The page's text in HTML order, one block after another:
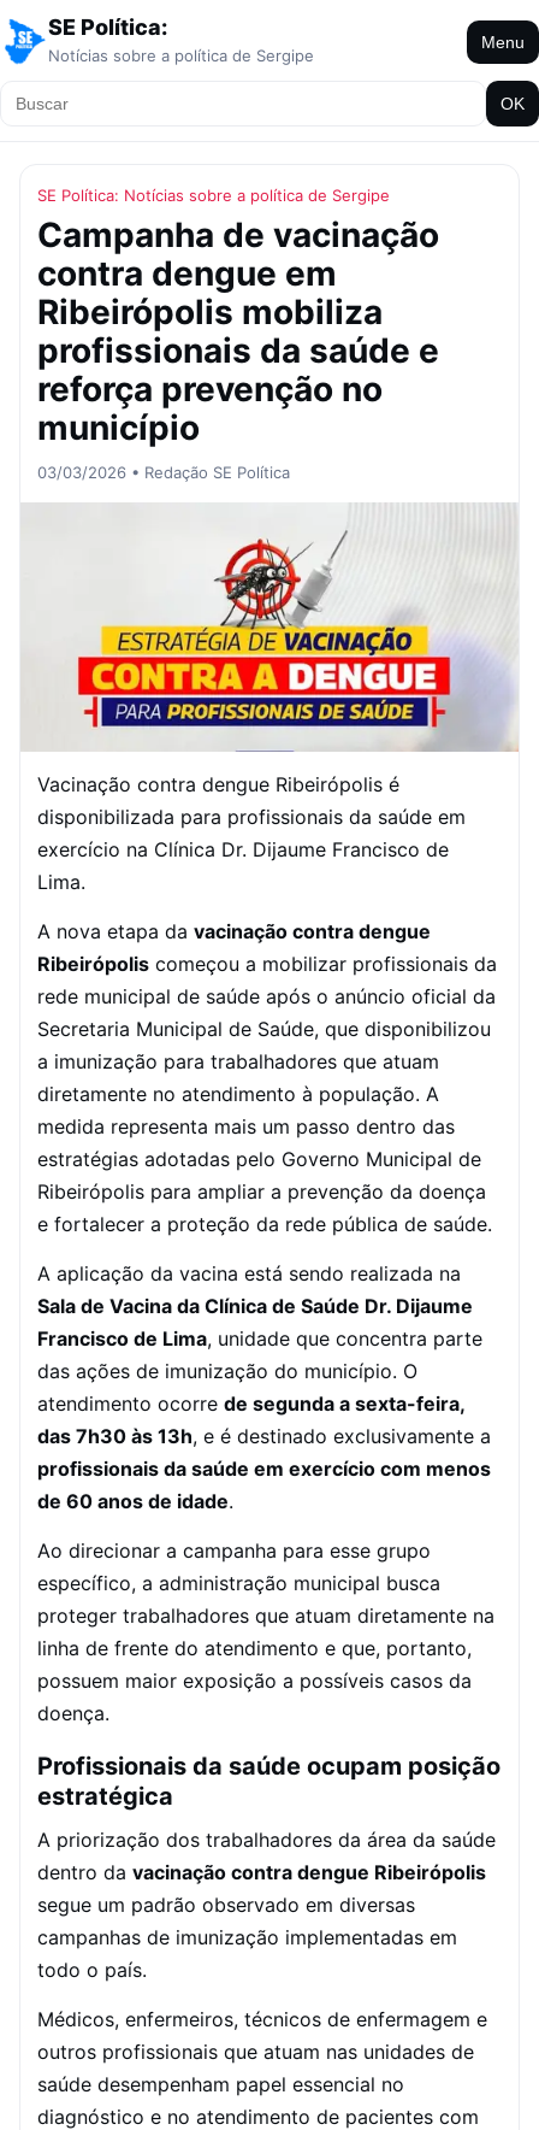
SE Política:
Notícias sobre a política de Sergipe
Menu
OK
SE Política: Notícias sobre a política de Sergipe
Campanha de vacinação
contra dengue em
Ribeirópolis mobiliza
profissionais da saúde e
reforça prevenção no
município
03/03/2026 • Redação SE Política
Vacinação contra dengue Ribeirópolis é
disponibilizada para profissionais da saúde em
exercício na Clínica Dr. Dijaume Francisco de
Lima.
A nova etapa da vacinação contra dengue
Ribeirópolis começou a mobilizar profissionais da
rede municipal de saúde após o anúncio oficial da
Secretaria Municipal de Saúde, que disponibilizou
a imunização para trabalhadores que atuam
diretamente no atendimento à população. A
medida representa mais um passo dentro das
estratégias adotadas pelo Governo Municipal de
Ribeirópolis para ampliar a prevenção da doença
e fortalecer a proteção da rede pública de saúde.
A aplicação da vacina está sendo realizada na
Sala de Vacina da Clínica de Saúde Dr. Dijaume
Francisco de Lima, unidade que concentra parte
das ações de imunização do município. O
atendimento ocorre de segunda a sexta-feira,
das 7h30 às 13h, e é destinado exclusivamente a
profissionais da saúde em exercício com menos
de 60 anos de idade.
Ao direcionar a campanha para esse grupo
específico, a administração municipal busca
proteger trabalhadores que atuam diretamente na
linha de frente do atendimento e que, portanto,
possuem maior exposição a possíveis casos da
doença.
Profissionais da saúde ocupam posição
estratégica
A priorização dos trabalhadores da área da saúde
dentro da vacinação contra dengue Ribeirópolis
segue um padrão observado em diversas
campanhas de imunização implementadas em
todo o país.
Médicos, enfermeiros, técnicos de enfermagem e
outros profissionais que atuam nas unidades de
saúde desempenham papel essencial no
diagnóstico e no atendimento de pacientes com